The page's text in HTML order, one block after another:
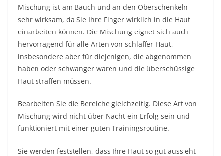
Mischung ist am Bauch und an den Oberschenkeln
sehr wirksam, da Sie Ihre Finger wirklich in die Haut
einarbeiten können. Die Mischung eignet sich auch
hervorragend für alle Arten von schlaffer Haut,
insbesondere aber für diejenigen, die abgenommen
haben oder schwanger waren und die überschüssige
Haut straffen müssen.
Bearbeiten Sie die Bereiche gleichzeitig. Diese Art von
Mischung wird nicht über Nacht ein Erfolg sein und
funktioniert mit einer guten Trainingsroutine.
Sie werden feststellen, dass Ihre Haut so gut aussieht